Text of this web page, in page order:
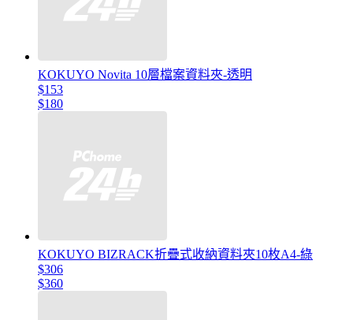
KOKUYO Novita 10層檔案資料夾-透明
$153
$180
KOKUYO BIZRACK折疊式收納資料夾10枚A4-綠
$306
$360